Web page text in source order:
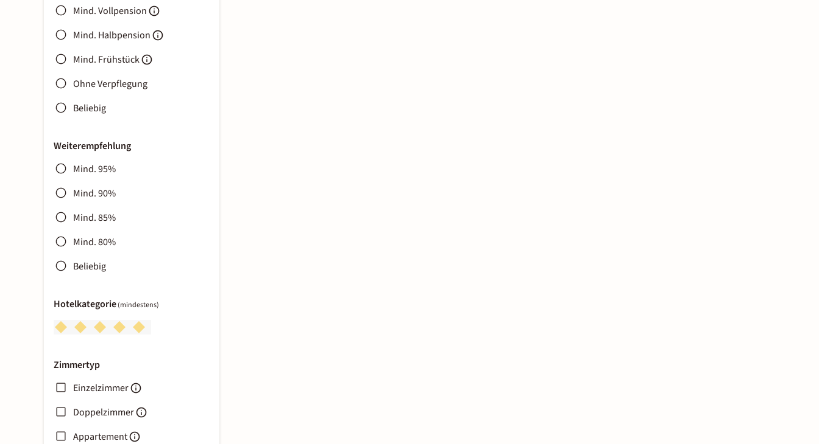
Mind. Vollpension
Mind. Halbpension
Mind. Frühstück
Ohne Verpflegung
Beliebig
Weiterempfehlung
Mind. 95%
Mind. 90%
Mind. 85%
Mind. 80%
Beliebig
Hotelkategorie(mindestens)
Zimmertyp
Einzelzimmer
Doppelzimmer
Appartement